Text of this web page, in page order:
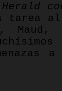
Herald
tarea